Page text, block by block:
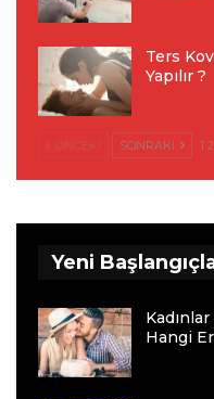
Ters
Yapılır ?
ÖNCEKI SONRAKI 1 2
Yeni
Hangi